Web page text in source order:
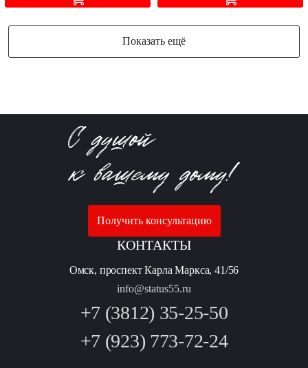
Показать ещё
Получить консультацию
КОНТАКТЫ
Омск, проспект Карла Маркса, 41/56
info@status55.ru
+7 (3812) 35-25-50
+7 (923) 773-72-24